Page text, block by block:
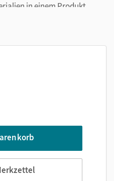
in einem Produkt.
vereinfacht er Ihre